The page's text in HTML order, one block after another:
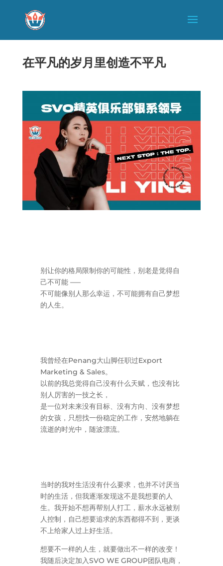
在平凡的岁月里创造不平凡
别让你的格局限制你的可能性，别老是觉得自
己不可能 —–
不可能像别人那么幸运，不可能拥有自己梦想
的人生。
我曾经在Penang大山脚任职过Export
Marketing & Sales。
以前的我总觉得自己没有什么天赋，也没有比
别人厉害的一技之长，
是一位对未来没有目标、没有方向、没有梦想
的女孩，只想找一份稳定的工作，安然地躺在
流逝的时光中，随波漂流。
当时的我对生活没有什么要求，也并不讨厌当
时的生活，但我逐渐发现这不是我想要的人
生。我开始不想再帮别人打工，薪水永远被别
人控制，自己想要追求的东西都得不到，更谈
不上给家人过上好生活。
想要不一样的人生，就要做出不一样的改变！
我随后决定加入SVO WE GROUP团队电商，